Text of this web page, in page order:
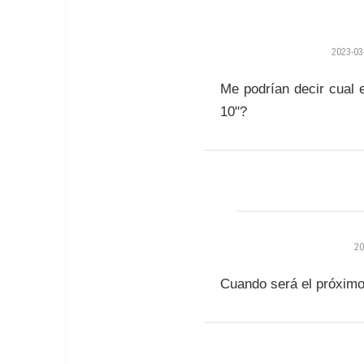
2023-
Me podrían decir cual
10"?
Cuando será el